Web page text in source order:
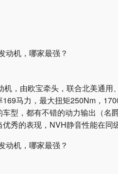
机，由欧宝牵头，联合北美通用
马力，最大扭矩250Nm，
型，都有不错的动力输出（名
秀的表现，NVH静音性能在同